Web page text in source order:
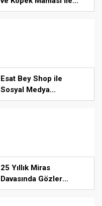
Tüm Evcil Hayvan
Esat Bey Shop ile
Sosyal Medya
Hizmetlerinde Güçlü
25 Yıllık Miras
Davasında Gözler
Temmuz Ayındaki Karar